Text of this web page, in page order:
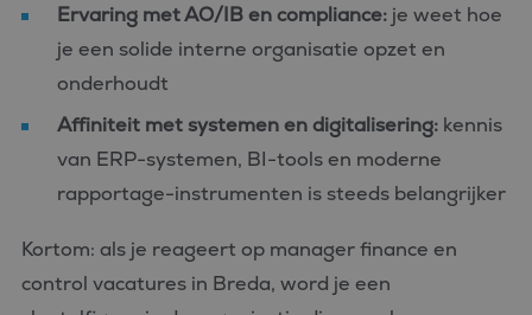
Ervaring met AO/IB en compliance: je weet hoe
je een solide interne organisatie opzet en
onderhoudt
Affiniteit met systemen en digitalisering: kennis
van ERP-systemen, BI-tools en moderne
rapportage-instrumenten is steeds belangrijker
Kortom: als je reageert op manager finance en
control vacatures in Breda, word je een